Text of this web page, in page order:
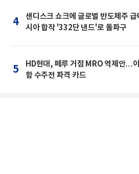
4
샌디스크 쇼크에 글로벌 반도체주
시아 합작 '332단 낸드'로 돌파구
5
HD현대, 페루 거점 MRO 역제안…
함 수주전 파격 카드